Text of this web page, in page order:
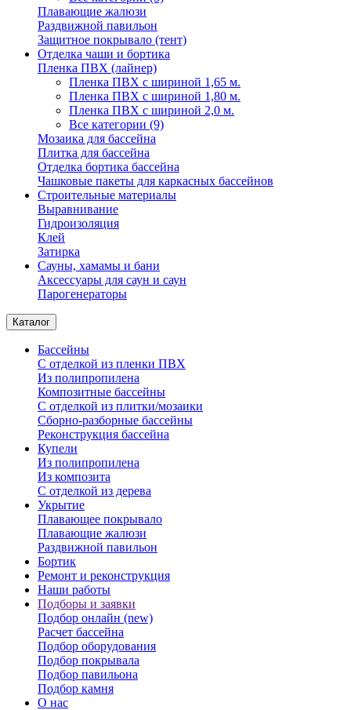
Плавающие жалюзи
Раздвижной павильон
Защитное покрывало (тент)
Отделка чаши и бортика
Пленка ПВХ (лайнер)
Пленка ПВХ с шириной 1,65 м.
Пленка ПВХ с шириной 1,80 м.
Пленка ПВХ с шириной 2,0 м.
Все категории (9)
Мозаика для бассейна
Плитка для бассейна
Отделка бортика бассейна
Чашковые пакеты для каркасных бассейнов
Строительные материалы
Выравнивание
Гидроизоляция
Клей
Затирка
Сауны, хамамы и бани
Аксессуары для саун и саун
Парогенераторы
Каталог
Бассейны
С отделкой из пленки ПВХ
Из полипропилена
Композитные бассейны
С отделкой из плитки/мозаики
Сборно-разборные бассейны
Реконструкция бассейна
Купели
Из полипропилена
Из композита
С отделкой из дерева
Укрытие
Плавающее покрывало
Плавающие жалюзи
Раздвижной павильон
Бортик
Ремонт и реконструкция
Наши работы
Подборы и заявки
Подбор онлайн (new)
Расчет бассейна
Подбор оборудования
Подбор покрывала
Подбор павильона
Подбор камня
О нас